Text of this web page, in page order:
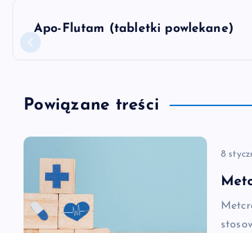
N
a
w
a
Apo-Flutam (tabletki powlekane)
Powiązane treści
8